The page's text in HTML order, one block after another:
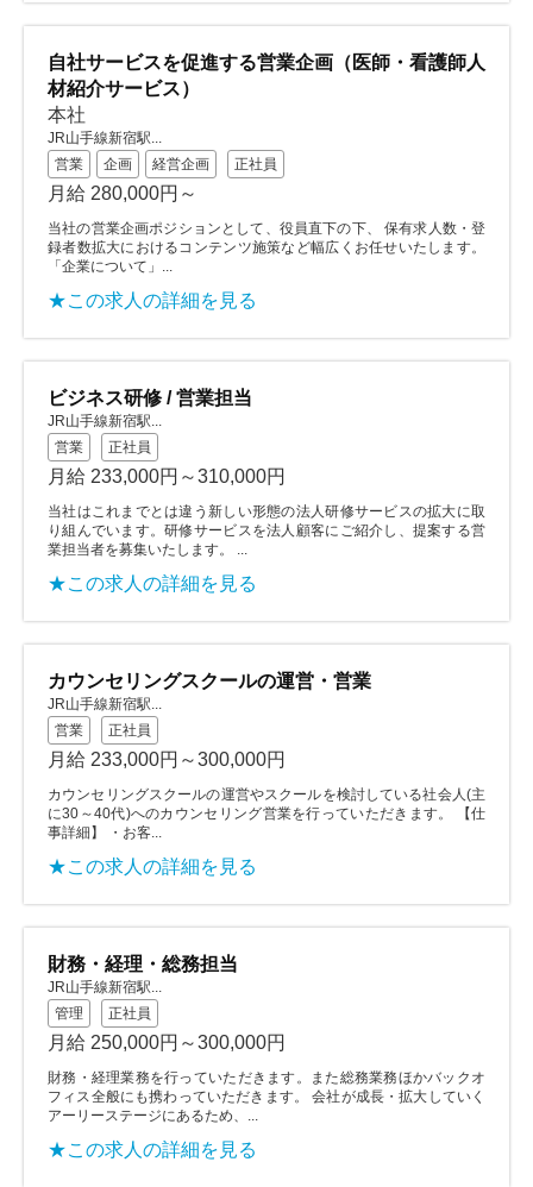
自社サービスを促進する営業企画（医師・看護師⼈
材紹介サービス）
本社
JR山手線新宿駅...
営業
企画 経営企画 正社員
月給 280,000円～
当社の営業企画ポジションとして、役員直下の下、 保有求人数・登
録者数拡大におけるコンテンツ施策など幅広くお任せいたします。
「企業について」...
★この求人の詳細を見る
ビジネス研修 / 営業担当
JR山手線新宿駅...
営業
正社員
月給 233,000円～310,000円
当社はこれまでとは違う新しい形態の法人研修サービスの拡大に取
り組んでいます。研修サービスを法人顧客にご紹介し、提案する営
業担当者を募集いたします。 ...
★この求人の詳細を見る
カウンセリングスクールの運営・営業
JR山手線新宿駅...
営業
正社員
月給 233,000円～300,000円
カウンセリングスクールの運営やスクールを検討している社会人(主
に30～40代)へのカウンセリング営業を行っていただきます。 【仕
事詳細】 ・お客...
★この求人の詳細を見る
財務・経理・総務担当
JR山手線新宿駅...
管理
正社員
月給 250,000円～300,000円
財務・経理業務を行っていただきます。また総務業務ほかバックオ
フィス全般にも携わっていただきます。 会社が成長・拡大していく
アーリーステージにあるため、...
★この求人の詳細を見る